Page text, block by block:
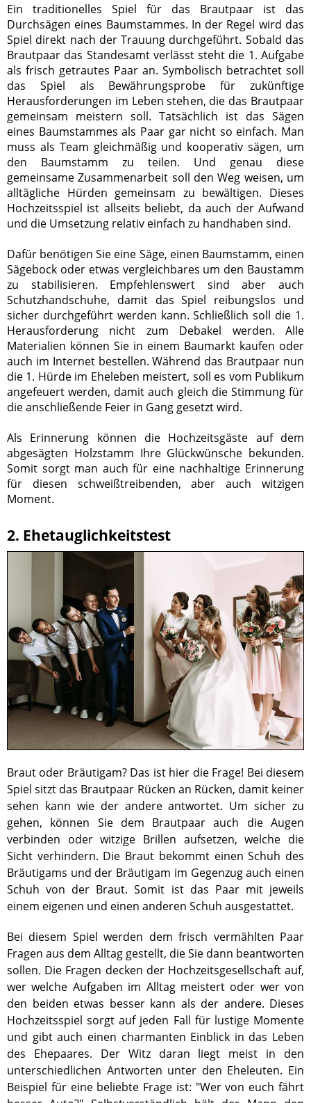
Ein traditionelles Spiel für das Brautpaar ist das
Durchsägen eines Baumstammes. In der Regel wird das
Spiel direkt nach der Trauung durchgeführt. Sobald das
Brautpaar das Standesamt verlässt steht die 1. Aufgabe
als frisch getrautes Paar an. Symbolisch betrachtet soll
das Spiel als Bewährungsprobe für zukünftige
Herausforderungen im Leben stehen, die das Brautpaar
gemeinsam meistern soll. Tatsächlich ist das Sägen
eines Baumstammes als Paar gar nicht so einfach. Man
muss als Team gleichmäßig und kooperativ sägen, um
den Baumstamm zu teilen. Und genau diese
gemeinsame Zusammenarbeit soll den Weg weisen, um
alltägliche Hürden gemeinsam zu bewältigen. Dieses
Hochzeitsspiel ist allseits beliebt, da auch der Aufwand
und die Umsetzung relativ einfach zu handhaben sind.
Dafür benötigen Sie eine Säge, einen Baumstamm, einen
Sägebock oder etwas vergleichbares um den Baustamm
zu stabilisieren. Empfehlenswert sind aber auch
Schutzhandschuhe, damit das Spiel reibungslos und
sicher durchgeführt werden kann. Schließlich soll die 1.
Herausforderung nicht zum Debakel werden. Alle
Materialien können Sie in einem Baumarkt kaufen oder
auch im Internet bestellen. Während das Brautpaar nun
die 1. Hürde im Eheleben meistert, soll es vom Publikum
angefeuert werden, damit auch gleich die Stimmung für
die anschließende Feier in Gang gesetzt wird.
Als Erinnerung können die Hochzeitsgäste auf dem
abgesägten Holzstamm Ihre Glückwünsche bekunden.
Somit sorgt man auch für eine nachhaltige Erinnerung
für diesen schweißtreibenden, aber auch witzigen
Moment.
2. Ehetauglichkeitstest
Braut oder Bräutigam? Das ist hier die Frage! Bei diesem
Spiel sitzt das Brautpaar Rücken an Rücken, damit keiner
sehen kann wie der andere antwortet. Um sicher zu
gehen, können Sie dem Brautpaar auch die Augen
verbinden oder witzige Brillen aufsetzen, welche die
Sicht verhindern. Die Braut bekommt einen Schuh des
Bräutigams und der Bräutigam im Gegenzug auch einen
Schuh von der Braut. Somit ist das Paar mit jeweils
einem eigenen und einen anderen Schuh ausgestattet.
Bei diesem Spiel werden dem frisch vermählten Paar
Fragen aus dem Alltag gestellt, die Sie dann beantworten
sollen. Die Fragen decken der Hochzeitsgesellschaft auf,
wer welche Aufgaben im Alltag meistert oder wer von
den beiden etwas besser kann als der andere. Dieses
Hochzeitsspiel sorgt auf jeden Fall für lustige Momente
und gibt auch einen charmanten Einblick in das Leben
des Ehepaares. Der Witz daran liegt meist in den
unterschiedlichen Antworten unter den Eheleuten. Ein
Beispiel für eine beliebte Frage ist: "Wer von euch fährt